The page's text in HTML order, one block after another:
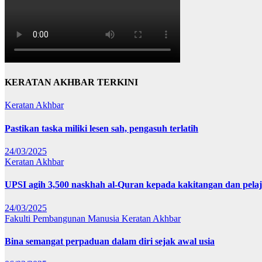
KERATAN AKHBAR TERKINI
Keratan Akhbar
Pastikan taska miliki lesen sah, pengasuh terlatih
24/03/2025
Keratan Akhbar
UPSI agih 3,500 naskhah al-Quran kepada kakitangan dan
24/03/2025
Fakulti Pembangunan Manusia Keratan Akhbar
Bina semangat perpaduan dalam diri sejak awal usia